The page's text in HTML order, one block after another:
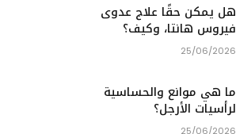
هل يمكن حقًا علاج عدوى
فيروس هانتا، وكيف؟
25/06/2026
ما هي موانع والحساسية
لرأسيات الأرجل؟
25/06/2026